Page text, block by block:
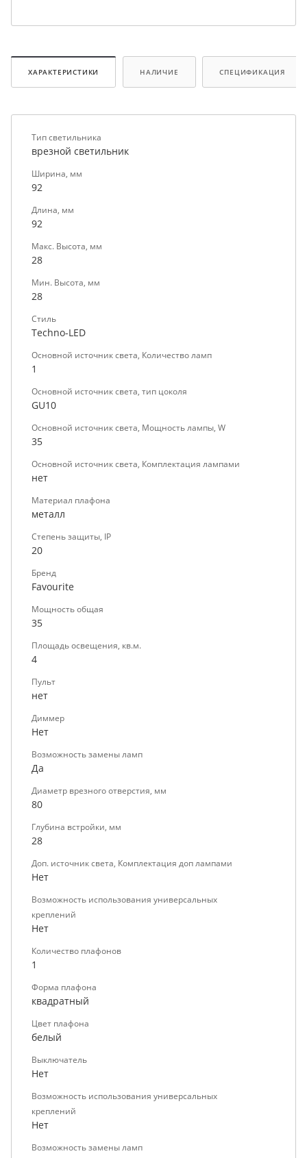
ХАРАКТЕРИСТИКИ НАЛИЧИЕ СПЕЦИФИКАЦИЯ
Тип светильника
врезной светильник
Ширина, мм
92
Длина, мм
92
Макс. Высота, мм
28
Мин. Высота, мм
28
Стиль
Techno-LED
Основной источник света, Количество ламп
1
Основной источник света, тип цоколя
GU10
Основной источник света, Мощность лампы, W
35
Основной источник света, Комплектация лампами
нет
Материал плафона
металл
Степень защиты, IP
20
Бренд
Favourite
Мощность общая
35
Площадь освещения, кв.м.
4
Пульт
нет
Диммер
Нет
Возможность замены ламп
Да
Диаметр врезного отверстия, мм
80
Глубина встройки, мм
28
Доп. источник света, Комплектация доп лампами
Нет
Возможность использования универсальных
креплений
Нет
Количество плафонов
1
Форма плафона
квадратный
Цвет плафона
белый
Выключатель
Нет
Возможность использования универсальных
креплений
Нет
Возможность замены ламп